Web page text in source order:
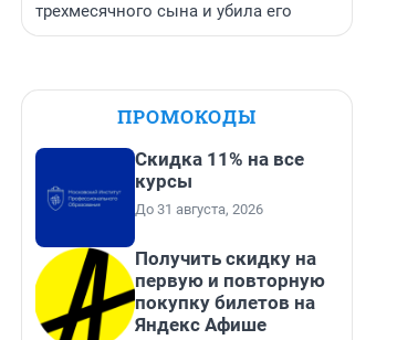
трехмесячного сына и убила его
ПРОМОКОДЫ
Скидка 11% на все
курсы
До 31 августа, 2026
Получить скидку на
первую и повторную
покупку билетов на
Яндекс Афише